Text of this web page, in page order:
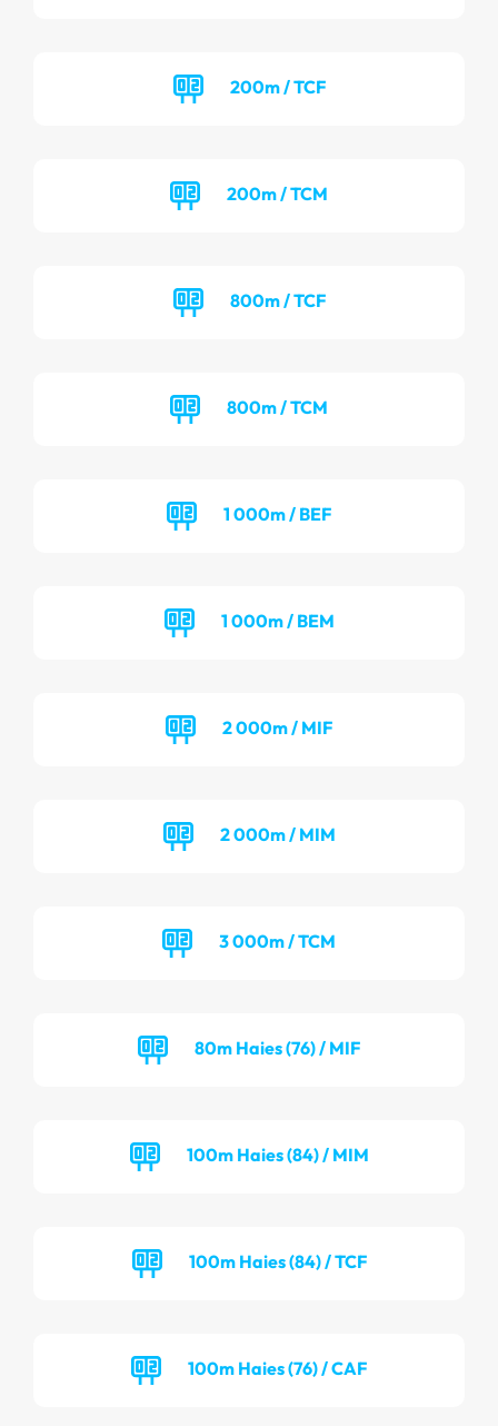
200m / TCF
200m / TCM
800m / TCF
800m / TCM
1 000m / BEF
1 000m / BEM
2 000m / MIF
2 000m / MIM
3 000m / TCM
80m Haies (76) / MIF
100m Haies (84) / MIM
100m Haies (84) / TCF
100m Haies (76) / CAF